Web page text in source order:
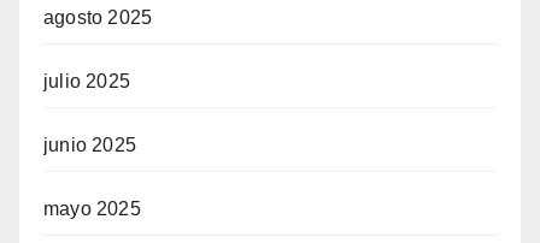
agosto 2025
julio 2025
junio 2025
mayo 2025